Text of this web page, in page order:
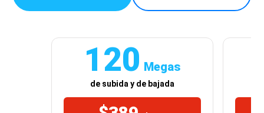
120 Megas
de subida y de bajada